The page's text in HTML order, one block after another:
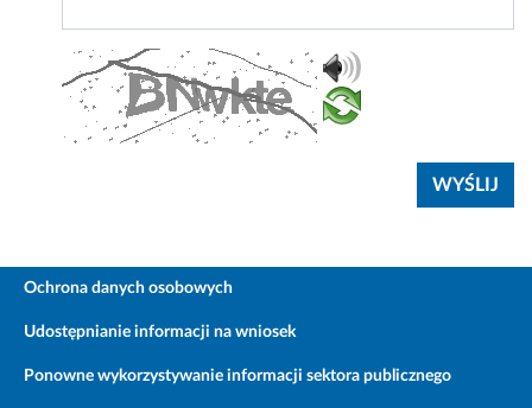
Ochrona danych osobowych
Udostępnianie informacji na wniosek
Ponowne wykorzystywanie informacji sektora publicznego